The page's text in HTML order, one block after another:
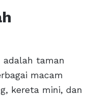
adalah taman
macam
kereta mini, dan